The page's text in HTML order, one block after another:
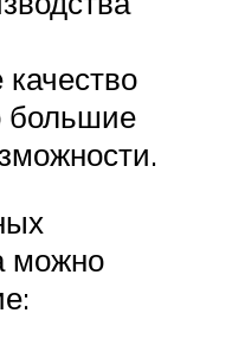
большие
можно